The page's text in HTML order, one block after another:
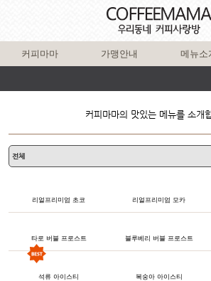
커피마마 가맹안내 메뉴소
커피마마의 맛있는 메뉴를 소개
리얼프리미엄 초코 리얼프리미엄 모카
타로 버블 프로스트 블루베리 버블 프로스트
석류 아이스티 복숭아 아이스티